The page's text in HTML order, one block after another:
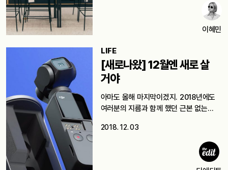
이혜민
LIFE
[새로나왔] 12월엔 새로 살
거야
아마도 올해 마지막이겠지. 2018년에도
여러분의 지름과 함께 했던 근본 없는…
2018. 12. 03